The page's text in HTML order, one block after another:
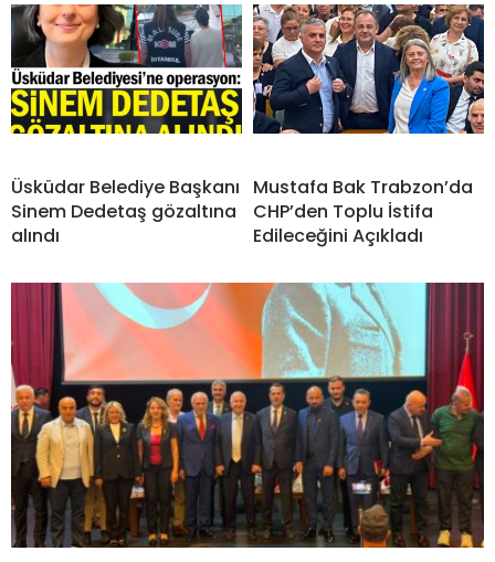
Üsküdar Belediye Başkanı
Sinem Dedetaş gözaltına
alındı
Mustafa Bak Trabzon’da
CHP’den Toplu İstifa
Edileceğini Açıkladı